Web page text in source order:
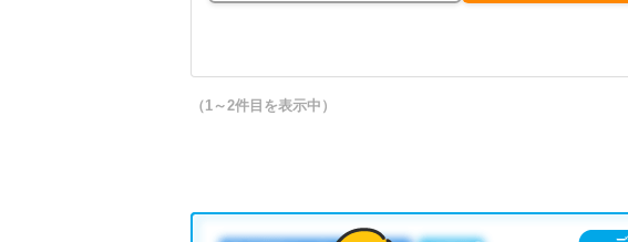
（1～2件目を表示中）